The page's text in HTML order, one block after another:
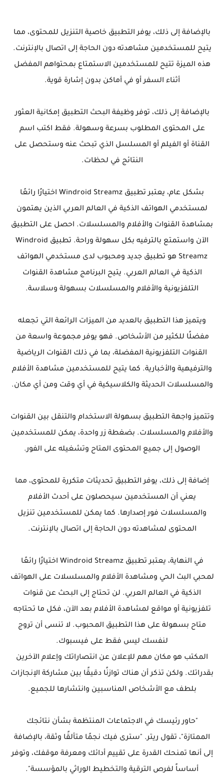
بالإضافة إلى ذلك، يوفر التطبيق خاصية التنزيل للمحتوى، مما
يتيح للمستخدمين مشاهدته دون الحاجة إلى اتصال بالإنترنت.
هذه الميزة تتيح للمستخدمين الاستمتاع بمحتواهم المفضل
أثناء السفر أو في أماكن بدون إشارة قوية.
بالإضافة إلى ذلك، توفر وظيفة البحث التطبيق إمكانية العثور
على المحتوى المطلوب بسرعة وسهولة. فقط اكتب اسم
القناة أو الفيلم أو المسلسل الذي تبحث عنه وستحصل على
النتائج في لحظات.
بشكل عام، يعتبر تطبيق Windroid Streamz اختيارًا رائعًا
لمستخدمي الهواتف الذكية في العالم العربي الذين يهتمون
بمشاهدة القنوات والأفلام والمسلسلات. احصل على التطبيق
الآن واستمتع بالترفيه بكل سهولة وراحة. تطبيق Windroid
Streamz هو تطبيق جديد ومحبوب لدى مستخدمي الهواتف
الذكية في العالم العربي. يتيح البرنامج مشاهدة القنوات
التلفزيونية والأفلام والمسلسلات بسهولة وسلاسة.
ويتميز هذا التطبيق بالعديد من الميزات الرائعة التي تجعله
مفضلًا للكثير من الأشخاص. فهو يوفر مجموعة واسعة من
القنوات التلفزيونية المفضلة، بما في ذلك القنوات الرياضية
والترفيهية والأخبارية. كما يتيح للمستخدمين مشاهدة الأفلام
والمسلسلات الحديثة والكلاسيكية في أي وقت ومن أي مكان.
وتتميز واجهة التطبيق بسهولة الاستخدام والتنقل بين القنوات
والأفلام والمسلسلات. بضغطة زر واحدة، يمكن للمستخدمين
الوصول إلى جميع المحتوى المتاح وتشغيله على الفور.
إضافة إلى ذلك، يوفر التطبيق تحديثات متكررة للمحتوى، مما
يعني أن المستخدمين سيحصلون على أحدث الأفلام
والمسلسلات فور إصدارها. كما يمكن للمستخدمين تنزيل
المحتوى لمشاهدته دون الحاجة إلى اتصال بالإنترنت.
في النهاية، يعتبر تطبيق Windroid Streamz اختيارًا رائعًا
لمحبي البث الحي ومشاهدة الأفلام والمسلسلات على الهواتف
الذكية في العالم العربي. لن تحتاج إلى البحث عن قنوات
تلفزيونية أو مواقع لمشاهدة الأفلام بعد الآن، فكل ما تحتاجه
متاح بسهولة على هذا التطبيق المحبوب. لا تنسى أن تروج
لنفسك ليس فقط على فيسبوك.
المكتب هو مكان مهم للإعلان عن انتصاراتك وإعلام الآخرين
بقدراتك. ولكن تذكر أن هناك توازنًا دقيقًا بين مشاركة الإنجازات
بلطف مع الأشخاص المناسبين وانتشارها للجميع.
"حاور رئيسك في الاجتماعات المنتظمة بشأن نتائجك
الممتازة"، تقول ريتر. "سترى فيك نجمًا متألقًا وثقة، بالإضافة
إلى أنها تمنحك القدرة على تقييم أدائك ومعرفة موقفك، وتوفر
أساساً لفرص الترقية والتخطيط الوراثي بالمؤسسة".